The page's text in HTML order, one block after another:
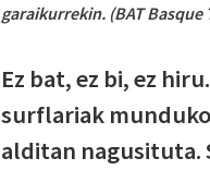
garaikurrekin. (BAT Basque
Ez bat, ez bi, ez
surflariak
alditan nagusituta.